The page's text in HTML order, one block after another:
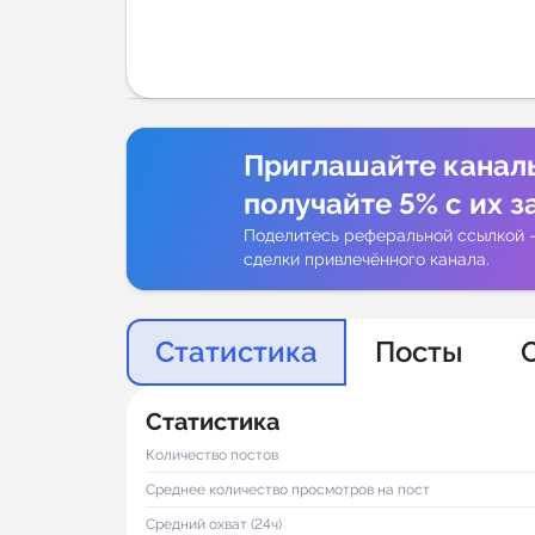
Приглашайте
получайте 5% с их
Поделитесь реферальной ссылкой
сделки привлечённого канала.
Статистика Посты
Статистика
Количество постов
Среднее количество просмотров на пост
Средний охват (24ч)